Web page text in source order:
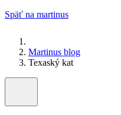
Späť na martinus
Martinus blog
Texaský kat